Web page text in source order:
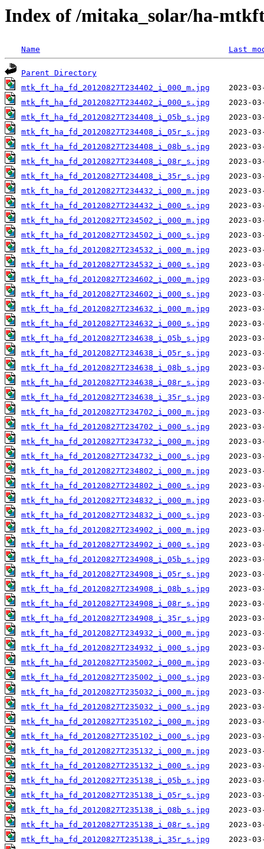
Index of /mitaka_solar/ha-
Name Last
Parent Directory
mtk_ft_ha_fd_20120827T234402_i_000_m.jpg
mtk_ft_ha_fd_20120827T234402_i_000_s.jpg
mtk_ft_ha_fd_20120827T234408_i_05b_s.jpg
mtk_ft_ha_fd_20120827T234408_i_05r_s.jpg
mtk_ft_ha_fd_20120827T234408_i_08b_s.jpg
mtk_ft_ha_fd_20120827T234408_i_08r_s.jpg
mtk_ft_ha_fd_20120827T234408_i_35r_s.jpg
mtk_ft_ha_fd_20120827T234432_i_000_m.jpg
mtk_ft_ha_fd_20120827T234432_i_000_s.jpg
mtk_ft_ha_fd_20120827T234502_i_000_m.jpg
mtk_ft_ha_fd_20120827T234502_i_000_s.jpg
mtk_ft_ha_fd_20120827T234532_i_000_m.jpg
mtk_ft_ha_fd_20120827T234532_i_000_s.jpg
mtk_ft_ha_fd_20120827T234602_i_000_m.jpg
mtk_ft_ha_fd_20120827T234602_i_000_s.jpg
mtk_ft_ha_fd_20120827T234632_i_000_m.jpg
mtk_ft_ha_fd_20120827T234632_i_000_s.jpg
mtk_ft_ha_fd_20120827T234638_i_05b_s.jpg
mtk_ft_ha_fd_20120827T234638_i_05r_s.jpg
mtk_ft_ha_fd_20120827T234638_i_08b_s.jpg
mtk_ft_ha_fd_20120827T234638_i_08r_s.jpg
mtk_ft_ha_fd_20120827T234638_i_35r_s.jpg
mtk_ft_ha_fd_20120827T234702_i_000_m.jpg
mtk_ft_ha_fd_20120827T234702_i_000_s.jpg
mtk_ft_ha_fd_20120827T234732_i_000_m.jpg
mtk_ft_ha_fd_20120827T234732_i_000_s.jpg
mtk_ft_ha_fd_20120827T234802_i_000_m.jpg
mtk_ft_ha_fd_20120827T234802_i_000_s.jpg
mtk_ft_ha_fd_20120827T234832_i_000_m.jpg
mtk_ft_ha_fd_20120827T234832_i_000_s.jpg
mtk_ft_ha_fd_20120827T234902_i_000_m.jpg
mtk_ft_ha_fd_20120827T234902_i_000_s.jpg
mtk_ft_ha_fd_20120827T234908_i_05b_s.jpg
mtk_ft_ha_fd_20120827T234908_i_05r_s.jpg
mtk_ft_ha_fd_20120827T234908_i_08b_s.jpg
mtk_ft_ha_fd_20120827T234908_i_08r_s.jpg
mtk_ft_ha_fd_20120827T234908_i_35r_s.jpg
mtk_ft_ha_fd_20120827T234932_i_000_m.jpg
mtk_ft_ha_fd_20120827T234932_i_000_s.jpg
mtk_ft_ha_fd_20120827T235002_i_000_m.jpg
mtk_ft_ha_fd_20120827T235002_i_000_s.jpg
mtk_ft_ha_fd_20120827T235032_i_000_m.jpg
mtk_ft_ha_fd_20120827T235032_i_000_s.jpg
mtk_ft_ha_fd_20120827T235102_i_000_m.jpg
mtk_ft_ha_fd_20120827T235102_i_000_s.jpg
mtk_ft_ha_fd_20120827T235132_i_000_m.jpg
mtk_ft_ha_fd_20120827T235132_i_000_s.jpg
mtk_ft_ha_fd_20120827T235138_i_05b_s.jpg
mtk_ft_ha_fd_20120827T235138_i_05r_s.jpg
mtk_ft_ha_fd_20120827T235138_i_08b_s.jpg
mtk_ft_ha_fd_20120827T235138_i_08r_s.jpg
mtk_ft_ha_fd_20120827T235138_i_35r_s.jpg